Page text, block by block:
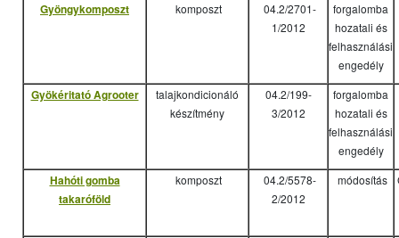
Gyöngykomposzt komposzt
04.2/2701-
1/2012
forgalomba
hozatali és
felhasználási
engedély
Gyökéritató Agrooter
talajkondicionáló
készítmény
04.2/199-
3/2012
forgalomba
hozatali és
felhasználási
engedély
Hahóti gomba
takaróföld
komposzt
04.2/5578-
2/2012
módosítás